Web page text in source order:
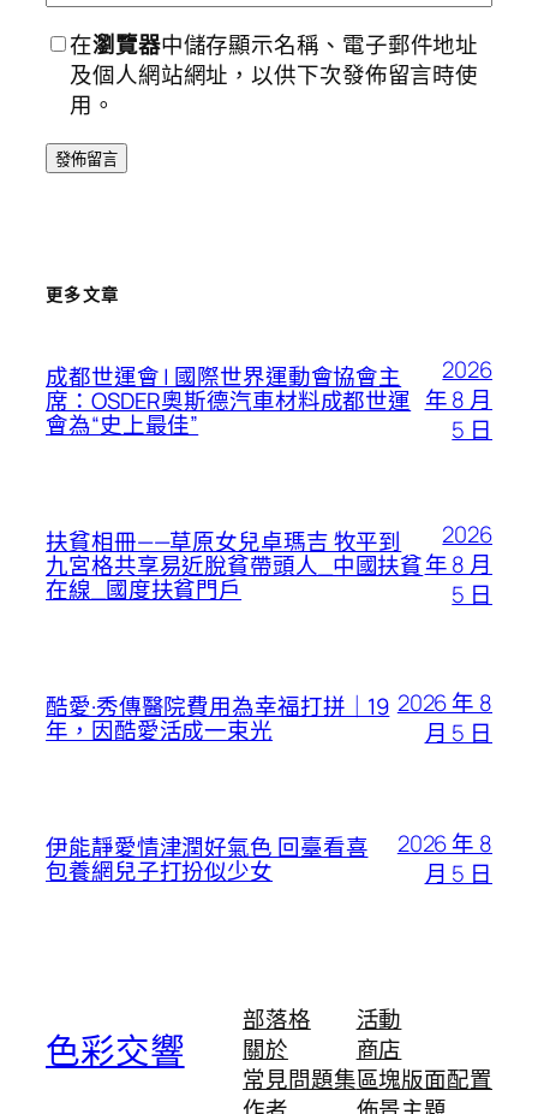
在瀏覽器中儲存顯示名稱、電子郵件地址
及個人網站網址，以供下次發佈留言時使
用。
更多文章
成都世運會 | 國際世界運動會協會主
席：OSDER奧斯德汽車材料成都世運
會為“史上最佳”
2026
年 8 月
5 日
扶貧相冊——草原女兒卓瑪吉 牧平到
九宮格共享易近脫貧帶頭人_中國扶貧
在線_國度扶貧門戶
2026
年 8 月
5 日
酷愛·秀傳醫院費用為幸福打拼｜19
年，因酷愛活成一束光
2026 年 8
月 5 日
伊能靜愛情津潤好氣色 回臺看喜
包養網兒子打扮似少女
2026 年 8
月 5 日
色彩交響
部落格
關於
常見問題集
活動
商店
區塊版面配置